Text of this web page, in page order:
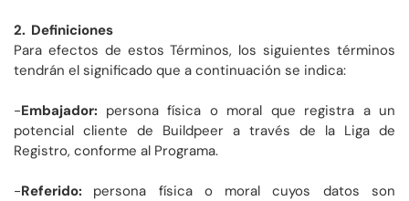
2. Definiciones
Para efectos de estos Términos, los siguientes términos
tendrán el significado que a continuación se indica:
-Embajador: persona física o moral que registra a un
potencial cliente de Buildpeer a través de la Liga de
Registro, conforme al Programa.
-Referido: persona física o moral cuyos datos son